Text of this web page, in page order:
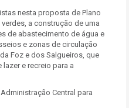
nesta proposta de Plano
a construção de uma
de abastecimento de água e
e zonas de circulação
Foz e dos Salgueiros, que
e recreio para a
Central para